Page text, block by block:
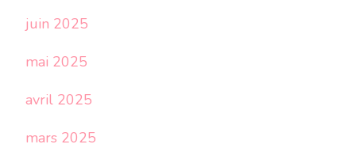
juin 2025
mai 2025
avril 2025
mars 2025